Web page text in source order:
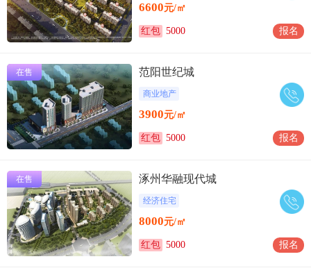
6600元/㎡
红包 5000 报名
在售 范阳世纪城
商业地产
3900元/㎡
红包 5000 报名
在售 涿州华融现代城
经济住宅
8000元/㎡
红包 5000 报名